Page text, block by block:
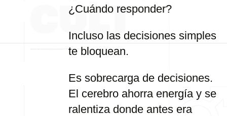
¿Cuándo responder?
Incluso las decisiones simples
te bloquean.
Es sobrecarga de decisiones.
El cerebro ahorra energía y se
ralentiza donde antes era